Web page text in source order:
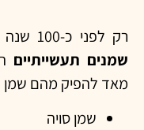
רק לפני כ-100 שנה נכנסו בהיקף גדול ל
שמנים תעשייתיים
מאד להפיק מהם שמן
שמן סויה